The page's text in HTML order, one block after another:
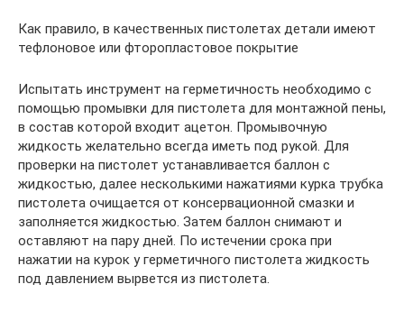
Как правило, в качественных пистолетах детали имеют
тефлоновое или фторопластовое покрытие
Испытать инструмент на герметичность необходимо с
помощью промывки для пистолета для монтажной пены,
в состав которой входит ацетон. Промывочную
жидкость желательно всегда иметь под рукой. Для
проверки на пистолет устанавливается баллон с
жидкостью, далее несколькими нажатиями курка трубка
пистолета очищается от консервационной смазки и
заполняется жидкостью. Затем баллон снимают и
оставляют на пару дней. По истечении срока при
нажатии на курок у герметичного пистолета жидкость
под давлением вырвется из пистолета.